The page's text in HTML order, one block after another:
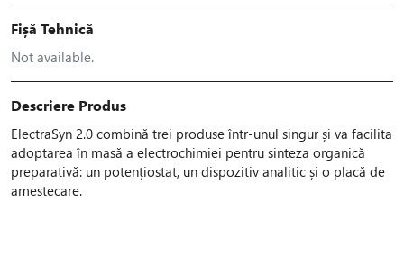
Fișă Tehnică
Not available.
Descriere Produs
ElectraSyn 2.0 combină trei produse într-unul singur și va facilita
adoptarea în masă a electrochimiei pentru sinteza organică
preparativă: un potențiostat, un dispozitiv analitic și o placă de
amestecare.